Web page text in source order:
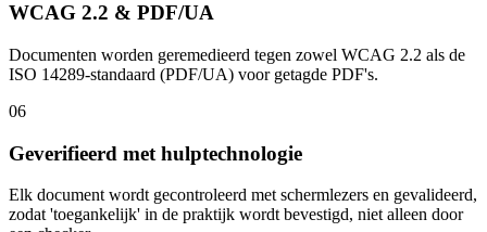
WCAG 2.2 & PDF/UA
Documenten worden geremedieerd tegen zowel WCAG 2.2 als de
ISO 14289-standaard (PDF/UA) voor getagde PDF's.
06
Geverifieerd met hulptechnologie
Elk document wordt gecontroleerd met schermlezers en gevalideerd,
zodat 'toegankelijk' in de praktijk wordt bevestigd, niet alleen door